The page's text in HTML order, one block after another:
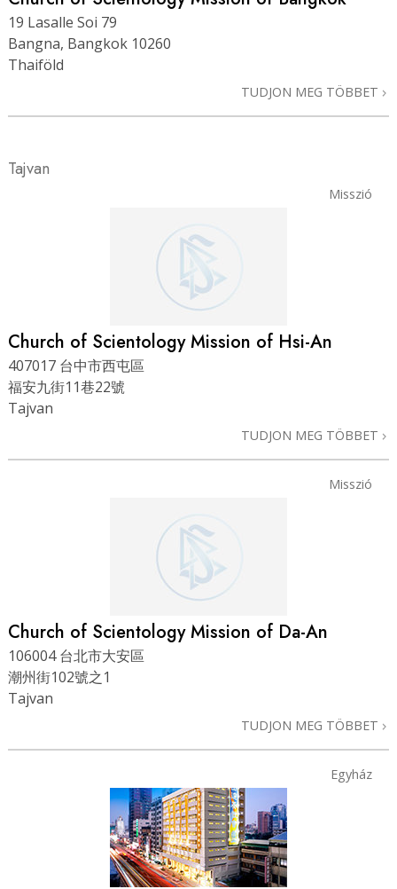
19 Lasalle Soi 79
Bangna, Bangkok 10260
Thaiföld
TUDJON MEG TÖBBET
Tajvan
Misszió
Church of Scientology Mission of Hsi-An
407017 台中市西屯區
福安九街11巷22號
Tajvan
TUDJON MEG TÖBBET
Misszió
Church of Scientology Mission of Da-An
106004 台北市大安區
潮州街102號之1
Tajvan
TUDJON MEG TÖBBET
Egyház